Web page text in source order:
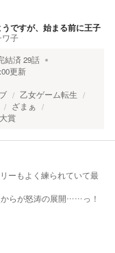
ですが、始まる前に王子
ワ子
結済 29話
更新
乙女ゲーム転生
ざまぁ
賞
ーもよく練られていて最
らが怒涛の展開……っ！